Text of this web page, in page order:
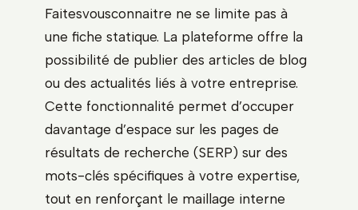
Faitesvousconnaitre ne se limite pas à
une fiche statique. La plateforme offre la
possibilité de publier des articles de blog
ou des actualités liés à votre entreprise.
Cette fonctionnalité permet d’occuper
davantage d’espace sur les pages de
résultats de recherche (SERP) sur des
mots-clés spécifiques à votre expertise,
tout en renforçant le maillage interne